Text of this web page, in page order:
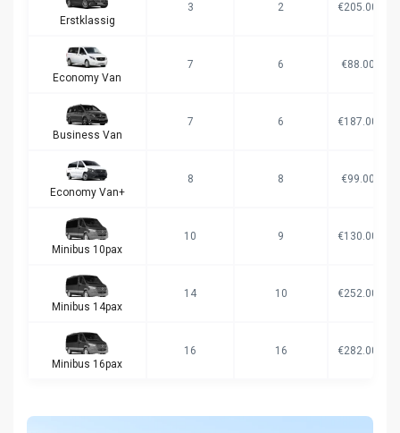
Erstklassig
3 2 €205.00
Economy Van
7 6 €88.00
Business Van
7 6 €187.00
Economy Van+
8 8 €99.00
Minibus 10pax
10 9 €130.00
Minibus 14pax
14 10 €252.00
Minibus 16pax
16 16 €282.00